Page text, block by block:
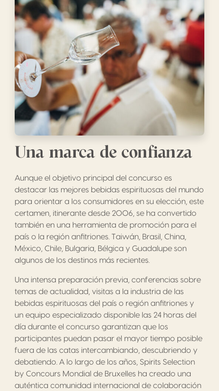
Una marca de confianza
Aunque el objetivo principal del concurso es
destacar las mejores bebidas espirituosas del mundo
para orientar a los consumidores en su elección, este
certamen, itinerante desde 2006, se ha convertido
también en una herramienta de promoción para el
país o la región anfitriones. Taiwán, Brasil, China,
México, Chile, Bulgaria, Bélgica y Guadalupe son
algunos de los destinos más recientes.
Una intensa preparación previa, conferencias sobre
temas de actualidad, visitas a la industria de las
bebidas espirituosas del país o región anfitriones y
un equipo especializado disponible las 24 horas del
día durante el concurso garantizan que los
participantes puedan pasar el mayor tiempo posible
fuera de las catas intercambiando, descubriendo y
debatiendo. A lo largo de los años, Spirits Selection
by Concours Mondial de Bruxelles ha creado una
auténtica comunidad internacional de colaboración